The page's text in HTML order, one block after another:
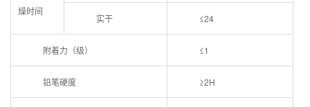
燥时间
实干 ≤24
附着力（级） ≤1
铅笔硬度 ≥2H